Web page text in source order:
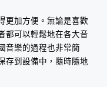
更加方便。無論是喜歡
都可以輕鬆地在各大音
音樂的過程也非常簡
存到設備中，隨時隨地